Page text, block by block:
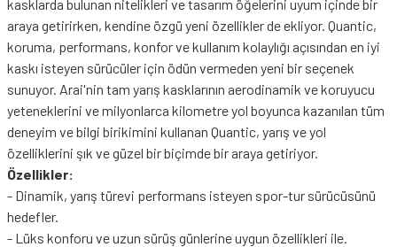
kasklarda bulunan nitelikleri ve tasarım öğelerini uyum içinde bir
araya getirirken, kendine özgü yeni özellikler de ekliyor. Quantic,
koruma, performans, konfor ve kullanım kolaylığı açısından en iyi
kaskı isteyen sürücüler için ödün vermeden yeni bir seçenek
sunuyor. Arai'nin tam yarış kasklarının aerodinamik ve koruyucu
yeteneklerini ve milyonlarca kilometre yol boyunca kazanılan tüm
deneyim ve bilgi birikimini kullanan Quantic, yarış ve yol
özelliklerini şık ve güzel bir biçimde bir araya getiriyor.
Özellikler:
- Dinamik, yarış türevi performans isteyen spor-tur sürücüsünü
hedefler.
- Lüks konforu ve uzun sürüş günlerine uygun özellikleri ile.